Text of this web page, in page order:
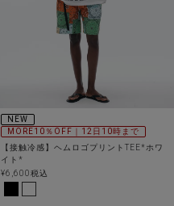
NEW
MORE10％OFF｜12日10時まで
【接触冷感】ヘムロゴプリントTEE*ホワ
イト*
¥6,600税込